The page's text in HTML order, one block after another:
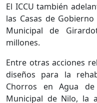
El ICCU también
las Casas de
Municipal de
millones.
Entre otras acciones
diseños para la
Chorros en Agua
Municipal de Nilo, la